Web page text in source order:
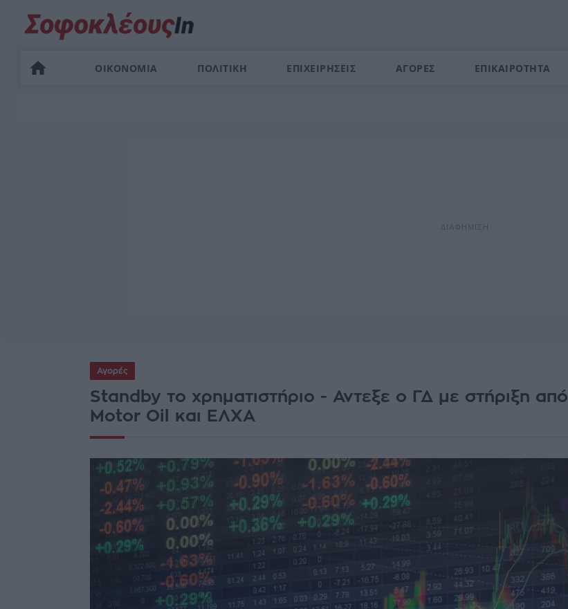
ΟΙΚΟΝΟΜΙΑ ΠΟΛΙΤΙΚΗ ΕΠΙΧΕΙΡΗΣΕΙΣ ΑΓΟΡΕΣ ΕΠΙΚΑΙΡΟΤΗΤΑ
Αγορές
Standby το χρηματιστήριο - Αντεξε ο ΓΔ με στήριξη από
Motor Oil και ΕΛΧΑ